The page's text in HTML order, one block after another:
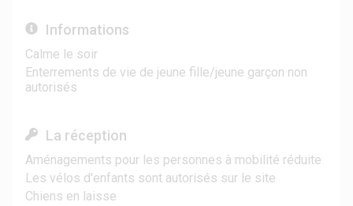
Informations
Calme le soir
Enterrements de vie de jeune fille/jeune garçon non
autorisés
La réception
Aménagements pour les personnes à mobilité réduite
Les vélos d'enfants sont autorisés sur le site
Chiens en laisse